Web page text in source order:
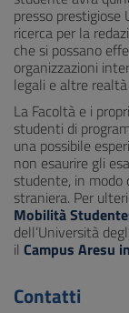
presso prestigiose
ricerca per la
che si possano
organizzazioni
legali e altre
La Facoltà e i
studenti di
una possibile
non esaurire gli
studente, in
straniera. Per
Mobilità
dell’Università
il Campus Aresu
Contatti